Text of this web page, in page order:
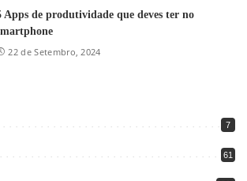
Apps de produtividade que deves ter no
22 de Setembro, 2024
7
61